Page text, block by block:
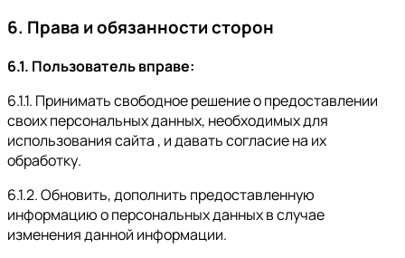
6. Права и обязанности сторон
6.1. Пользователь вправе:
6.1.1. Принимать свободное решение о предоставлении
своих персональных данных, необходимых для
использования сайта , и давать согласие на их
обработку.
6.1.2. Обновить, дополнить предоставленную
информацию о персональных данных в случае
изменения данной информации.